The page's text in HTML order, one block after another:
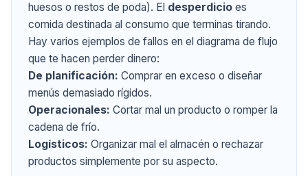
huesos o restos de poda). El desperdicio es
comida destinada al consumo que terminas tirando.
Hay varios ejemplos de fallos en el diagrama de flujo
que te hacen perder dinero:
De planificación: Comprar en exceso o diseñar
menús demasiado rígidos.
Operacionales: Cortar mal un producto o romper la
cadena de frío.
Logísticos: Organizar mal el almacén o rechazar
productos simplemente por su aspecto.